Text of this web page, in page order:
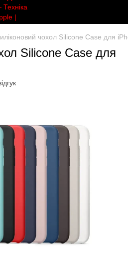
чохол Silicone Case для
Silicone Case для